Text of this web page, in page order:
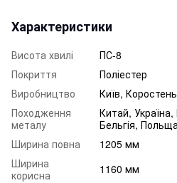
Характеристики
Висота хвилі
ПС-8
Покриття
Поліестер
Виробництво
Київ,
Походження
металу
Китай,
Бельгія,
Ширина повна
1205 мм
Ширина
корисна
1160 мм